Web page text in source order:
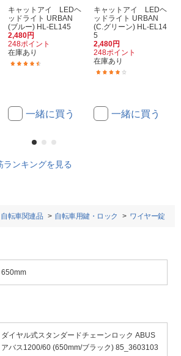
キャットアイ LEDヘ
ッドライト URBAN
(ブルー) HL-EL145
2,480円
248ポイント
在庫あり
一緒に買う
キャットアイ LEDヘ
ッドライト URBAN
(C.グリーン) HL-EL14
5
2,480円
248ポイント
在庫あり
一緒に買う
ンキングを見る
自転車関連品 自転車用鍵・ロック ワイヤー錠
650mm
ダイヤル式スタンダードチェーンロック ABUS
アバス1200/60 (650mm/ブラック) 85_3603103